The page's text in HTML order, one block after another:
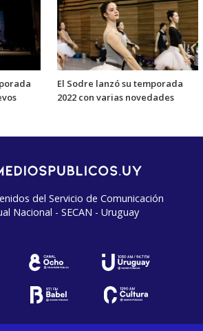
El Sodre lanzó su temporada
2022 con varias novedades
del Servicio de Comunicación
Nacional - SECAN - Uruguay